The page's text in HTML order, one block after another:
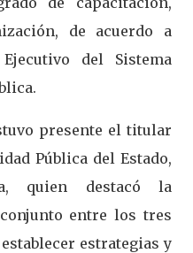
de acuerdo a
del Sistema
presente el titular
Pública del Estado,
quien destacó la
entre los tres
estrategias y